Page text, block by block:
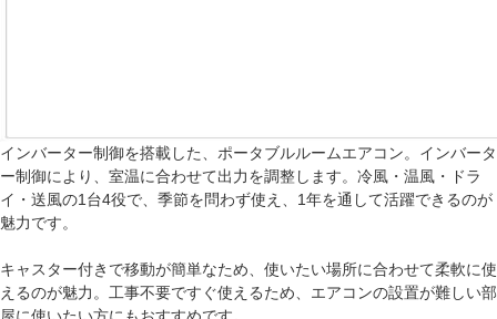
インバーター制御を搭載した、ポータブルルームエアコン。インバータ
ー制御により、室温に合わせて出力を調整します。冷風・温風・ドラ
イ・送風の1台4役で、季節を問わず使え、1年を通して活躍できるのが
魅力です。
キャスター付きで移動が簡単なため、使いたい場所に合わせて柔軟に使
えるのが魅力。工事不要ですぐ使えるため、エアコンの設置が難しい部